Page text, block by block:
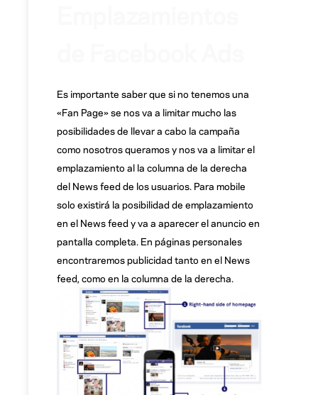
Es importante saber que si no tenemos una
«Fan Page» se nos va a limitar mucho las
posibilidades de llevar a cabo la campaña
como nosotros queramos y nos va a limitar el
emplazamiento al la columna de la derecha
del News feed de los usuarios. Para mobile
solo existirá la posibilidad de emplazamiento
en el News feed y va a aparecer el anuncio en
pantalla completa. En páginas personales
encontraremos publicidad tanto en el News
feed, como en la columna de la derecha.